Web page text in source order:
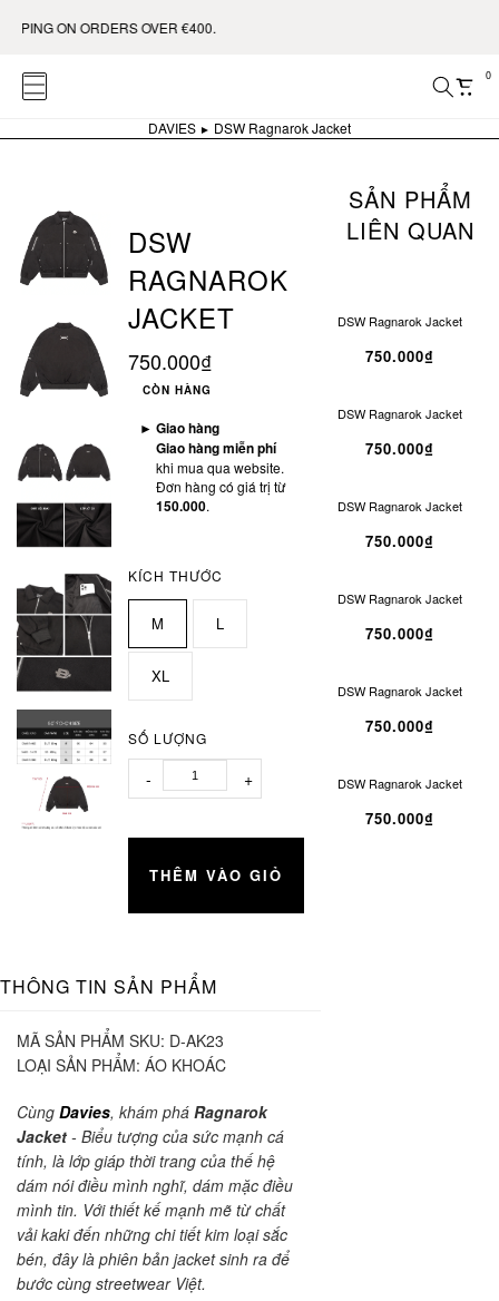
ON ORDERS OVER €400.
0
DAVIES DSW Ragnarok Jacket
DSW
RAGNAROK
JACKET
750.000₫
CÒN HÀNG
► Giao hàng
Giao hàng miễn phí
khi mua qua website.
Đơn hàng có giá trị từ
150.000.
KÍCH THƯỚC
M L
XL
SỐ LƯỢNG
- +
THÊM VÀO GIỎ
THÔNG TIN SẢN PHẨM
MÃ SẢN PHẨM SKU: D-AK23
LOẠI SẢN PHẨM: ÁO KHOÁC
Cùng Davies, khám phá Ragnarok
Jacket - Biểu tượng của sức mạnh cá
tính, là lớp giáp thời trang của thế hệ
dám nói điều mình nghĩ, dám mặc điều
mình tin. Với thiết kế mạnh mẽ từ chất
vải kaki đến những chi tiết kim loại sắc
bén, đây là phiên bản jacket sinh ra để
bước cùng streetwear Việt.
SẢN PHẨM
LIÊN QUAN
DSW Ragnarok Jacket
750.000₫
DSW Ragnarok Jacket
750.000₫
DSW Ragnarok Jacket
750.000₫
DSW Ragnarok Jacket
750.000₫
DSW Ragnarok Jacket
750.000₫
DSW Ragnarok Jacket
750.000₫